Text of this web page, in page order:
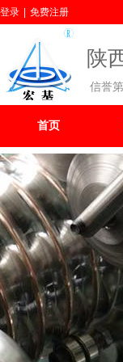
信誉
陕
首页
登录 免费注册